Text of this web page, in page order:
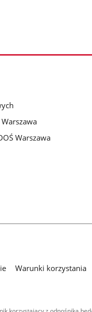
Warszawa
Warunki korzystania